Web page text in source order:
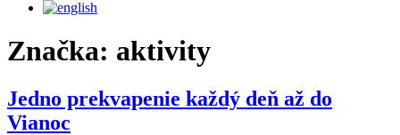
Značka: aktivity
Jedno prekvapenie každý deň až do
Vianoc